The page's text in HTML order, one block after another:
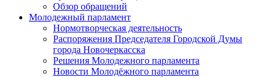
Обзор обращений
Молодежный парламент
Нормотворческая деятельность
Распоряжения Председателя Городской Думы
города Новочеркасска
Решения Молодежного парламента
Новости Молодёжного парламента